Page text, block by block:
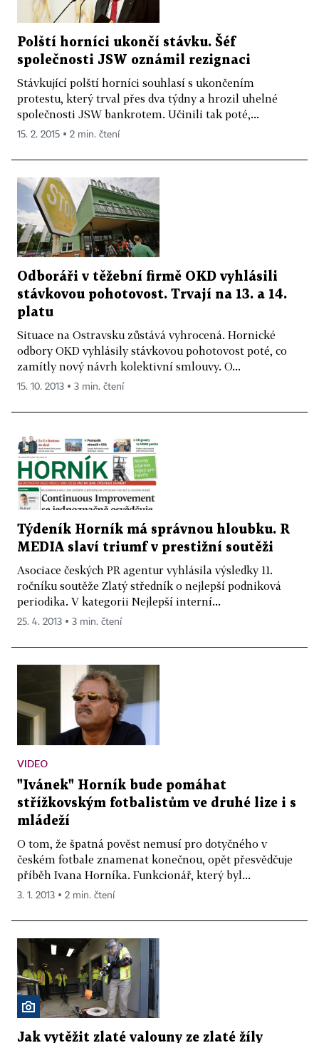
Polští horníci ukončí stávku. Šéf
společnosti JSW oznámil rezignaci
Stávkující polští horníci souhlasí s ukončením
protestu, který trval přes dva týdny a hrozil uhelné
společnosti JSW bankrotem. Učinili tak poté,...
15. 2. 2015 ▪ 2 min. čtení
Odboráři v těžební firmě OKD vyhlásili
stávkovou pohotovost. Trvají na 13. a 14.
platu
Situace na Ostravsku zůstává vyhrocená. Hornické
odbory OKD vyhlásily stávkovou pohotovost poté, co
zamítly nový návrh kolektivní smlouvy. O...
15. 10. 2013 ▪ 3 min. čtení
Týdeník Horník má správnou hloubku. R
MEDIA slaví triumf v prestižní soutěži
Asociace českých PR agentur vyhlásila výsledky 11.
ročníku soutěže Zlatý středník o nejlepší podniková
periodika. V kategorii Nejlepší interní...
25. 4. 2013 ▪ 3 min. čtení
VIDEO
"Ivánek" Horník bude pomáhat
střížkovským fotbalistům ve druhé lize i s
mládeží
O tom, že špatná pověst nemusí pro dotyčného v
českém fotbale znamenat konečnou, opět přesvědčuje
příběh Ivana Horníka. Funkcionář, který byl...
3. 1. 2013 ▪ 2 min. čtení
Jak vytěžit zlaté valouny ze zlaté žíly